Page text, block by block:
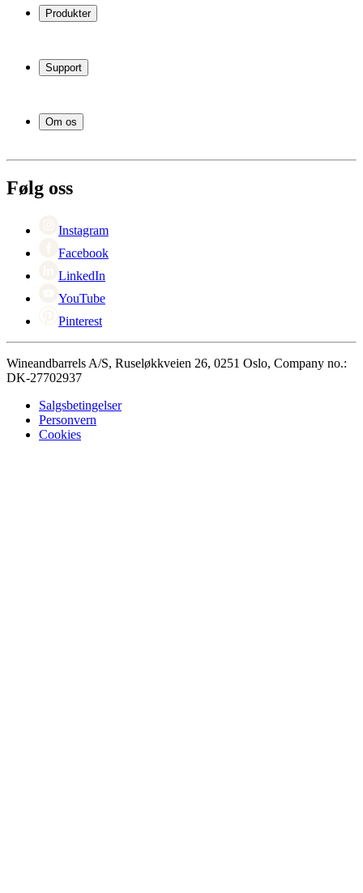
Produkter
Vinstativ
Vinmøbler
Support
Service
Betaling
Retur
Om os
Karriere
Black Friday
Cyber Monday
Følg oss
Instagram
Facebook
LinkedIn
YouTube
Pinterest
Wineandbarrels A/S, Ruseløkkveien 26, 0251 Oslo, Company no.:
DK-27702937
Salgsbetingelser
Personvern
Cookies